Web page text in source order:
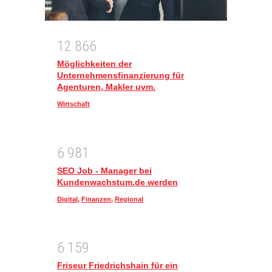
1 2 866
Möglichkeiten der
Unternehmensfinanzierung für
Agenturen, Makler uvm.
Wirtschaft
6 981
SEO Job - Manager bei
Kundenwachstum.de werden
Digital, Finanzen, Regional
6 1 59
Friseur Friedrichshain für ein